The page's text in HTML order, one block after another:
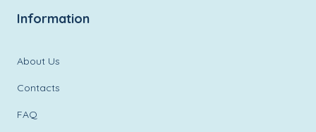
Information
About Us
Contacts
FAQ